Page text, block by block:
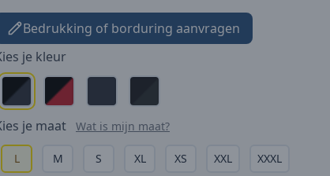
Bedrukking of borduring aanvragen
je kleur
je maat Wat is mijn maat?
L M S XL XS XXL XXXL